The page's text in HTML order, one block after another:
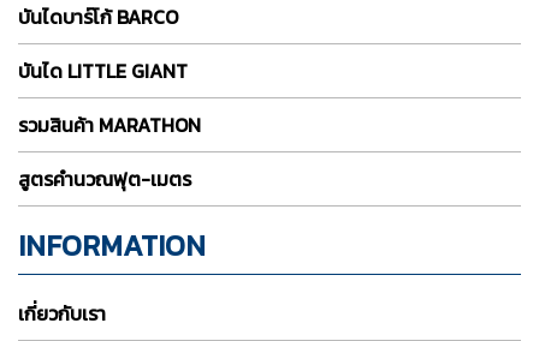
บันไดบาร์โก้ BARCO
บันได LITTLE GIANT
รวมสินค้า MARATHON
สูตรคำนวณฟุต-เมตร
INFORMATION
เกี่ยวกับเรา